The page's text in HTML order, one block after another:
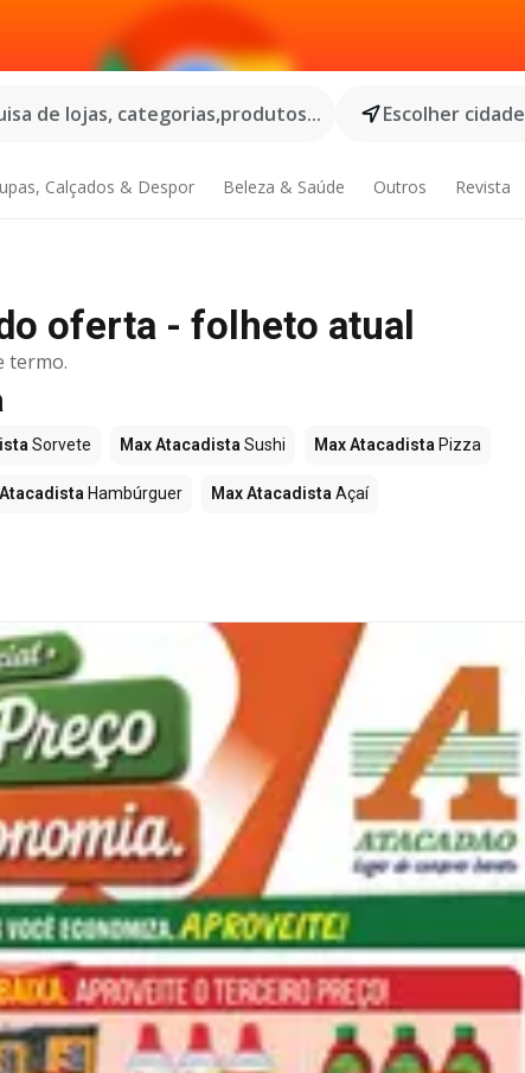
de lojas, categorias,produtos...
Escolher cidade
Calçados & Despor Beleza & Saúde Outros Revista
oferta - folheto atual
termo.
Sorvete Max Atacadista Sushi Max Atacadista Pizza
Hambúrguer Max Atacadista Açaí